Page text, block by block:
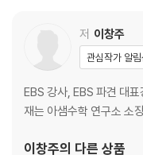
저 이창주
관심작가 알림
EBS 강사, EBS 파견 대
재는 아샘수학 연구소 소
이창주의 다른 상품